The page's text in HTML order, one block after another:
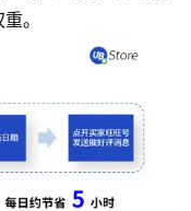
。